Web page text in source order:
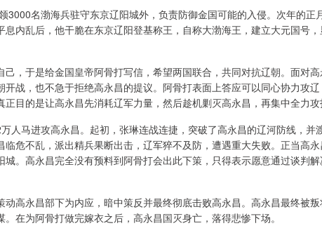
3000名渤海兵驻守东京辽阳城外，负责防御金国可能的入侵。次年的正
内乱后，他干脆在东京辽阳登基称王，自称大渤海王，建立大元国号
，于是给金国皇帝阿骨打写信，希望两国联合，共同对抗辽朝。面对
战，也不急于拒绝高永昌的提议。阿骨打表面上答应可以同心协力攻
目的是让高永昌先消耗辽军力量，然后趁机剿灭高永昌，再集中全力攻
人马进攻高永昌。起初，张琳连战连捷，突破了高永昌的辽河防线，并
临危不乱，派出精兵果断出击，辽军猝不及防，遭遇重大失败。正当高
。高永昌完全没有预料到阿骨打会出此下策，只得表示愿意通过谈判
高永昌部下为内应，暗中策反并最终彻底击败高永昌。高永昌最终被
在为阿骨打做完嫁衣之后，高永昌国灭身亡，落得悲惨下场。